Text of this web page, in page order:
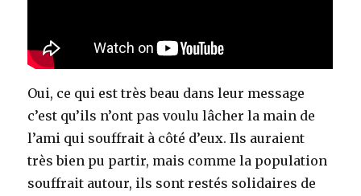
Oui, ce qui est très beau dans leur message
c’est qu’ils n’ont pas voulu lâcher la main de
l’ami qui souffrait à côté d’eux. Ils auraient
très bien pu partir, mais comme la population
souffrait autour, ils sont restés solidaires de